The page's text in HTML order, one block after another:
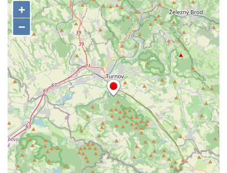
Údajná vyhlídka u pomníku Hanse Kudlicha
v Nové Vsi-Teplicích
Údajná vyhlídka pod Širokým vrchem
Boreč – vyhlídka k jihu
Boreč – vyhlídka k východu
Vrázova vyhlídka v Mělníku
Vyhlídková věž archeoparku Na Jánu u
Netolic
Vyhlídka Supí vrch
Vyhlídka Pod Schillerovou výšinou v
Krupce